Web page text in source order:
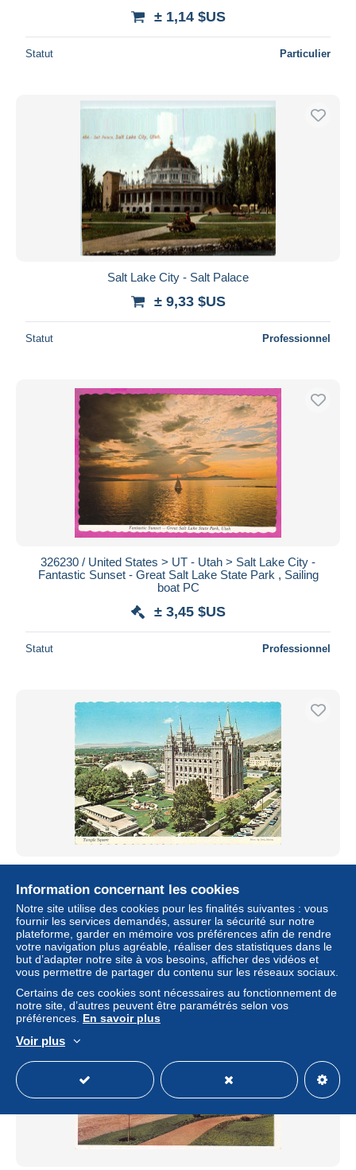
± 1,14 $US
Statut Particulier
Salt Lake City - Salt Palace
± 9,33 $US
Statut Professionnel
326230 / United States > UT - Utah > Salt Lake City -
Fantastic Sunset - Great Salt Lake State Park , Sailing
boat PC
± 3,45 $US
Statut Professionnel
Square - Etat de Utah - Utah State - Carte Dentelée -
CPSM grand fo
± 1,73 $US
Statut Professionnel
Information concernant les cookies
Notre site utilise des cookies pour les finalités suivantes : vous
fournir les services demandés, assurer la sécurité sur notre
plateforme, garder en mémoire vos préférences afin de rendre
votre navigation plus agréable, réaliser des statistiques dans le
but d’adapter notre site à vos besoins, afficher des vidéos et
vous permettre de partager du contenu sur les réseaux sociaux.
Certains de ces cookies sont nécessaires au fonctionnement de
notre site, d’autres peuvent être paramétrés selon vos
préférences. En savoir plus
Voir plus